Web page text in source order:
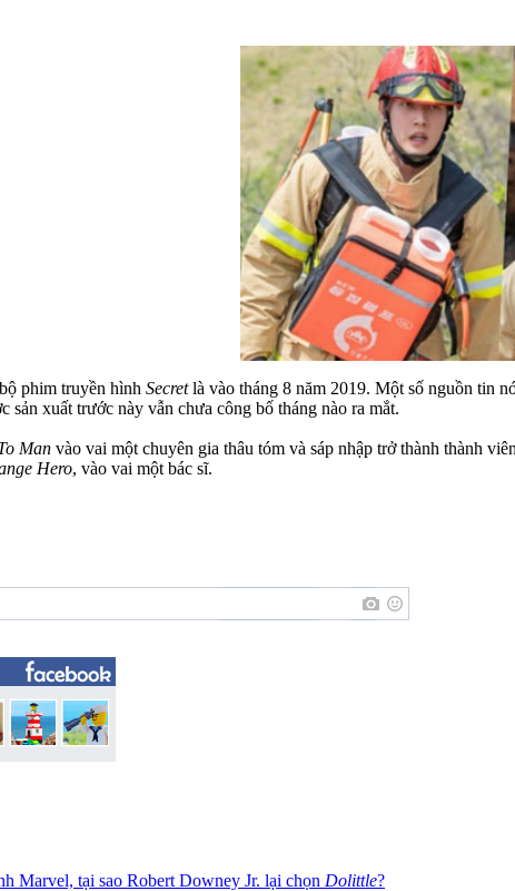
phim truyền hình Secretlà vào tháng 8 năm 2019. Một số nguồn tin
sản xuất trước này vẫn chưa công bố tháng nào ra mắt.
Man vào vai một chuyên gia thâu tóm và sáp nhập trở thành thành
Hero, vào vai một bác sĩ.
Marvel, tại sao Robert Downey Jr. lại chọn Dolittle?